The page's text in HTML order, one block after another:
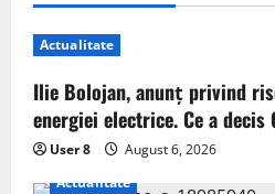
Actualitate
Ilie Bolojan, anunț privind
energiei electrice. Ce a decis
User 8
August 6, 2026
Actualitate